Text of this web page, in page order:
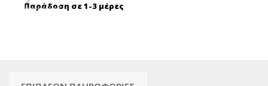
Παράδοση σε 1-3 μέρες